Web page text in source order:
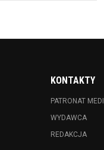
KONTAKTY
PATRONAT
WYDAWCA
REDAKCJA